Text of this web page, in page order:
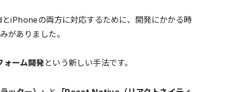
iPhoneの両方に対応するために、開発にかかる時
がありました。
ォーム開発 という新しい手法です。